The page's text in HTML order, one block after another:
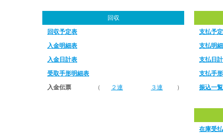
回収
回収予定表
入金明細表
入金日計表
受取手形明細表
入金伝票
（ ２連 ３連 ）
支払予
支払明
支払日
支払手
振込一
在庫受